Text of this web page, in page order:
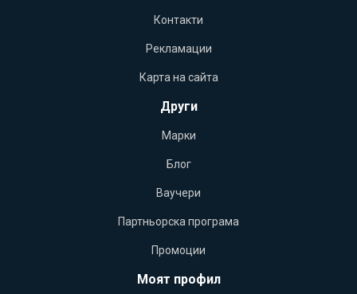
Контакти
Рекламации
Карта на сайта
Други
Марки
Блог
Ваучери
Партньорска програма
Промоции
Моят профил